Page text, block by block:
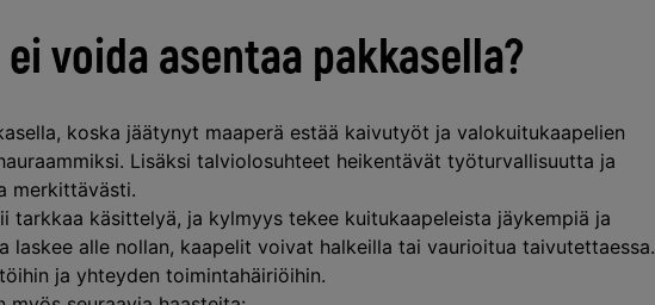
voida asentaa pakkasella?
koska jäätynyt maaperä estää kaivutyöt ja valokuitukaapelien
Lisäksi talviolosuhteet heikentävät työturvallisuutta ja
merkittävästi.
tarkkaa käsittelyä, ja kylmyys tekee kuitukaapeleista jäykempiä ja
laskee alle nollan, kaapelit voivat halkeilla tai vaurioitua taivutettaessa.
ja yhteyden toimintahäiriöihin.